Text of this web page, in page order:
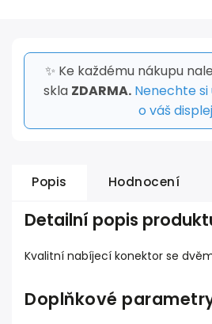
✨ Ke každému nákupu
skla ZDARMA. Nenechte
o váš
Popis Hodnocení
Detailní popis
Kvalitní nabíjecí konektor se
Doplňkové